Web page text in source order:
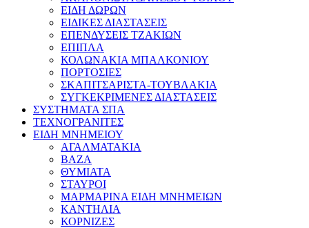
ΕΙΔΗ ΔΩΡΩΝ
ΕΙΔΙΚΕΣ ΔΙΑΣΤΑΣΕΙΣ
ΕΠΕΝΔΥΣΕΙΣ ΤΖΑΚΙΩΝ
ΕΠΙΠΛΑ
ΚΟΛΩΝΑΚΙΑ ΜΠΑΛΚΟΝΙΟΥ
ΠΟΡΤΟΣΙΕΣ
ΣΚΑΠΙΤΣΑΡΙΣΤΑ-ΤΟΥΒΛΑΚΙΑ
ΣΥΓΚΕΚΡΙΜΕΝΕΣ ΔΙΑΣΤΑΣΕΙΣ
ΣΥΣΤΗΜΑΤΑ ΣΠΑ
ΤΕΧΝΟΓΡΑΝΙΤΕΣ
ΕΙΔΗ ΜΝΗΜΕΙΟΥ
ΑΓΑΛΜΑΤΑΚΙΑ
ΒΑΖΑ
ΘΥΜΙΑΤΑ
ΣΤΑΥΡΟΙ
ΜΑΡΜΑΡΙΝΑ ΕΙΔΗ ΜΝΗΜΕΙΩΝ
ΚΑΝΤΗΛΙΑ
ΚΟΡΝΙΖΕΣ